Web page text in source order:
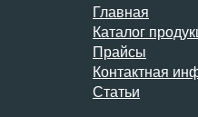
Главная
Каталог
Прайсы
Контактная
Статьи